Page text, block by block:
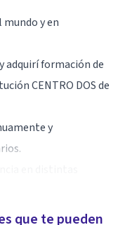
y en
adquirí formación de
CENTRO DOS de
y
que te pueden